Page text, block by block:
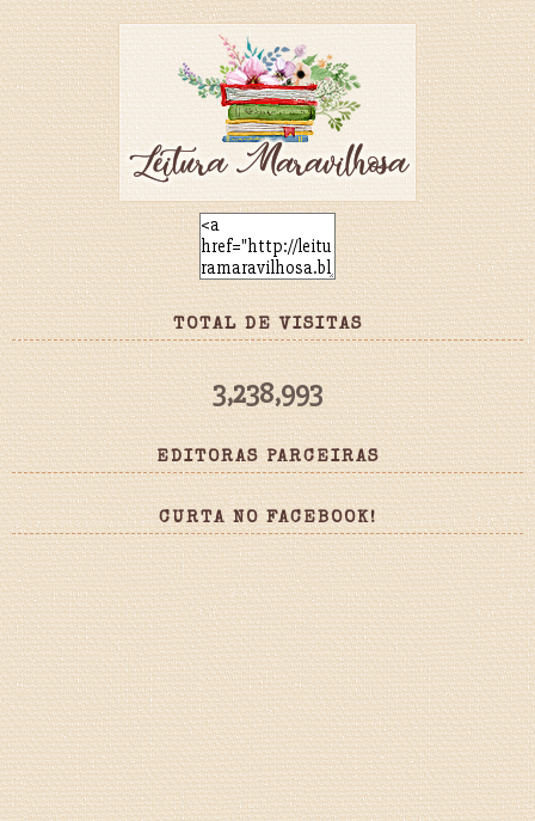
TOTAL DE VISITAS
3,238,993
EDITORAS PARCEIRAS
CURTA NO FACEBOOK!